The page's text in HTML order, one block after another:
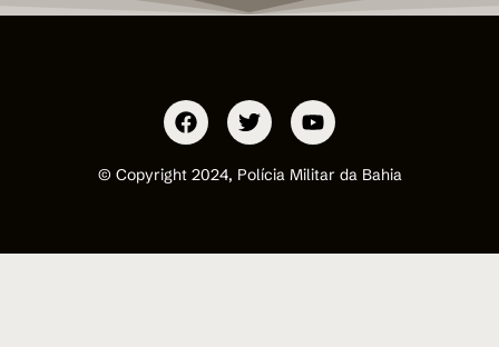
© Copyright 2024, Polícia Militar da Bahia